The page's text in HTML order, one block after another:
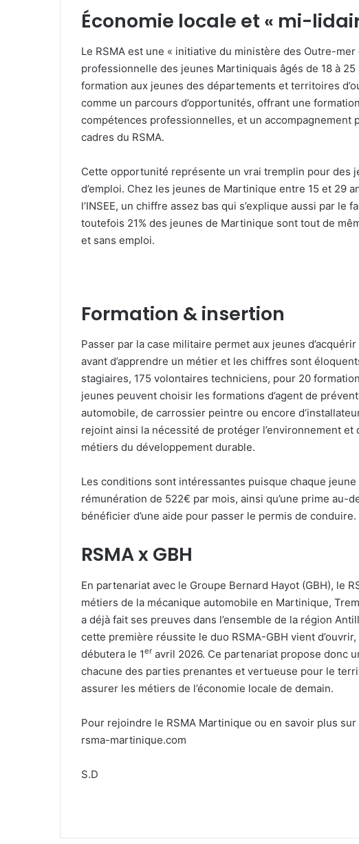
Économie locale et « mi-
Le RSMA est une « initiative du ministère des Outre-
professionnelle des jeunes Martiniquais âgés de 18 à
formation aux jeunes des départements et territoires
comme un parcours d’opportunités, offrant une
compétences professionnelles, et un accompagnement
cadres du RSMA.
Cette opportunité représente un vrai tremplin pour des
d’emploi. Chez les jeunes de Martinique entre 15 et 29
l’INSEE, un chiffre assez bas qui s’explique aussi par le
toutefois 21% des jeunes de Martinique sont tout de
et sans emploi.
Formation & insertion
Passer par la case militaire permet aux jeunes
avant d’apprendre un métier et les chiffres sont
stagiaires, 175 volontaires techniciens, pour 20
jeunes peuvent choisir les formations d’agent de
automobile, de carrossier peintre ou encore
rejoint ainsi la nécessité de protéger l’environnement
métiers du développement durable.
Les conditions sont intéressantes puisque chaque
rémunération de 522€ par mois, ainsi qu’une prime au-
bénéficier d’une aide pour passer le permis de conduire.
RSMA x GBH
En partenariat avec le Groupe Bernard Hayot (GBH), le
métiers de la mécanique automobile en Martinique,
a déjà fait ses preuves dans l’ensemble de la région
cette première réussite le duo RSMA-GBH vient
débutera le 1er avril 2026. Ce partenariat propose donc
chacune des parties prenantes et vertueuse pour le
assurer les métiers de l’économie locale de demain.
Pour rejoindre le RSMA Martinique ou en savoir plus
rsma-martinique.com
S.D